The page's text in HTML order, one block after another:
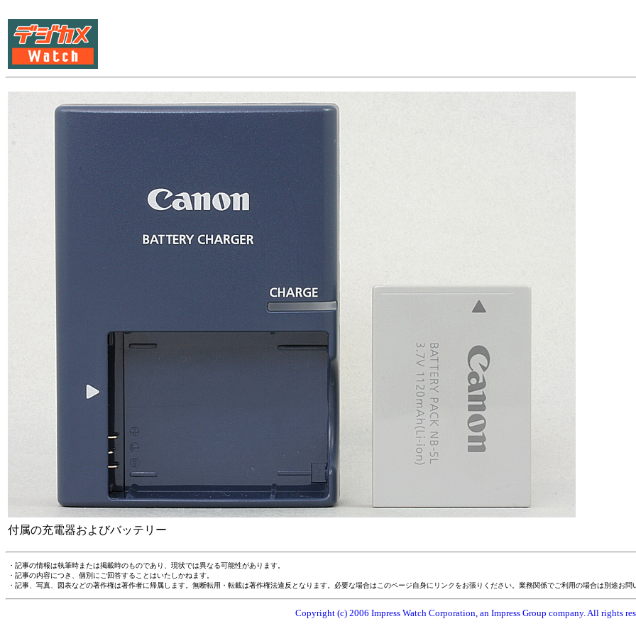
付属の充電器およびバッテリー
・記事の情報は執筆時または掲載時のものであり、現状では異なる可能性があります。
・記事の内容につき、個別にご回答することはいたしかねます。
・記事、写真、図表などの著作権は著作者に帰属します。無断転用・転載は著作権法違反となります。必要な場合はこのページ自身にリンクをお張りください。業務関係でご利用の場合は別途お問
Copyright (c) 2006 Impress Watch Corporation, an Impress Group company. All rights